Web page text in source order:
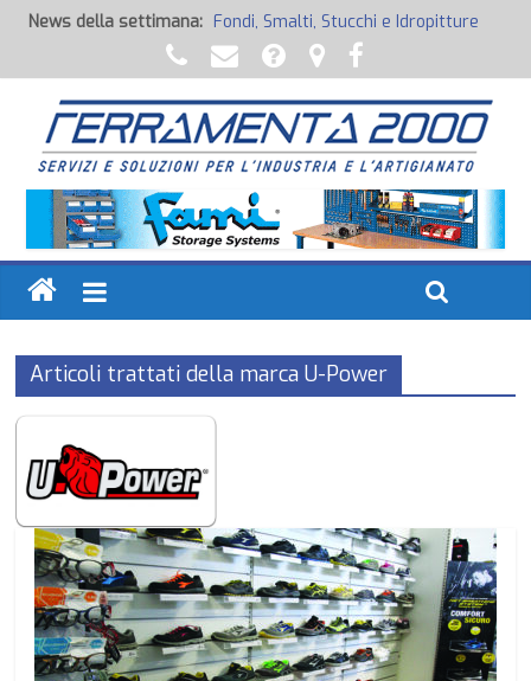
News della settimana: Fondi, Smalti, Stucchi e Idropitture
Potenza Inaspettata
Raccorderia pneumatica
Attrezzature professionali a batteria
Ancoraggi chimici
Articoli trattati della marca U-Power